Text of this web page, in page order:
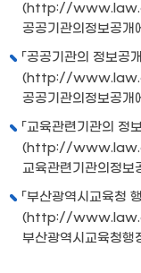
(http://
공공기관의정보공개
「공공기관의 정보공
(http://
공공기관의정보공개
「교육관련기관의 정
(http://
교육관련기관의정보
「부산광역시교육청
(http://
부산광역시교육청